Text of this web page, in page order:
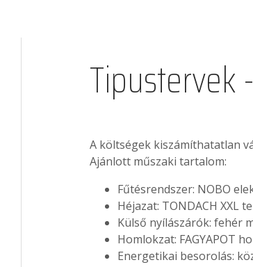
Tipustervek
A költségek kiszámíthatatlan
Ajánlott műszaki tartalom:
Fűtésrendszer: NOBO
Héjazat: TONDACH XXL
Külső nyílászárók: fehér
Homlokzat: FAGYAPOT
Energetikai besorolás: